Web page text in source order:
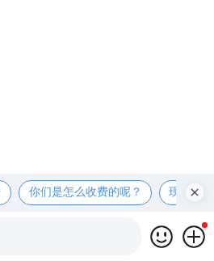
你们是怎么收费的呢？ 现在有